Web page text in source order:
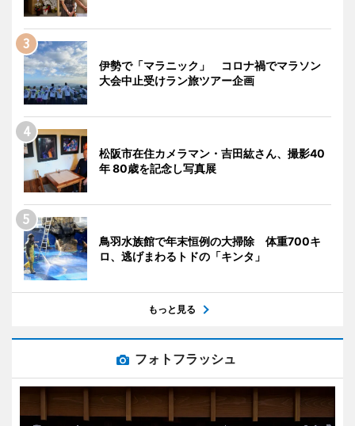
伊勢で「マラニック」 コロナ禍でマラソン
大会中止受けラン旅ツアー企画
松阪市在住カメラマン・吉田紘さん、撮影40
年 80歳を記念し写真展
鳥羽水族館で年末恒例の大掃除 体重700キ
ロ、逃げまわるトドの「キンタ」
もっと見る
フォトフラッシュ